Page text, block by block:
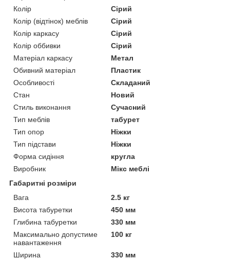
Колір
Сірий
Колір (відтінок) меблів
Сірий
Колір каркасу
Сірий
Колір оббивки
Сірий
Матеріал каркасу
Метал
Обивний матеріал
Пластик
Особливості
Складаний
Стан
Новий
Стиль виконання
Сучасний
Тип меблів
табурет
Тип опор
Ніжки
Тип підстави
Ніжки
Форма сидіння
кругла
Виробник
Мікс меблі
Габаритні розміри
Вага
2.5 кг
Висота табуретки
450 мм
Глибина табуретки
330 мм
Максимально допустиме
навантаження
100 кг
Ширина
330 мм